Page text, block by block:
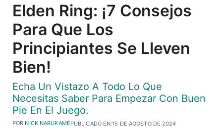
Elden Ring: ¡7 Consejos
Para Que Los
Principiantes Se Lleven
Bien!
Echa Un Vistazo A Todo Lo Que
Necesitas Saber Para Empezar Con Buen
Pie En El Juego.
PUBLICADO EN:15 DE AGOSTO DE 2024
POR NICK NARUKAME